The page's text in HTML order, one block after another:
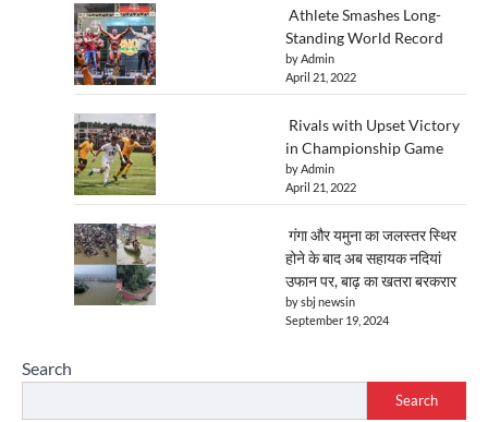
Athlete Smashes Long-
Standing World Record
by Admin
April 21, 2022
Rivals with Upset Victory
in Championship Game
by Admin
April 21, 2022
गंगा और यमुना का जलस्तर स्थिर
होने के बाद अब सहायक नदियां
उफान पर, बाढ़ का खतरा बरकरार
by sbj newsin
September 19, 2024
Search
Search